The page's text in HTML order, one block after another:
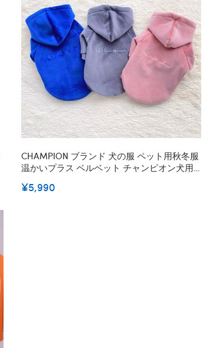
CHAMPION ブランド 犬の服 ペット用秋冬服
温かいプラス ベルベット チャンピオン犬用
冬 ペット洋服の衣装 犬用プルオーバー
¥5,990